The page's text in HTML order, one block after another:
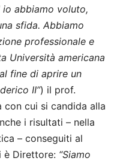
abbiamo voluto,
sfida. Abbiamo
professionale e
Università americana
fine di aprire un
II”) il prof.
con cui si candida alla
i risultati – nella
– conseguiti al
è Direttore: “Siamo